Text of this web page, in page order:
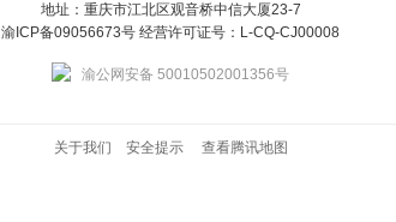
地址：重庆市江北区观音桥中信大厦23-7
渝ICP备09056673号 经营许可证号：L-CQ-CJ00008
渝公网安备 50010502001356号
关于我们 安全提示 查看腾讯地图